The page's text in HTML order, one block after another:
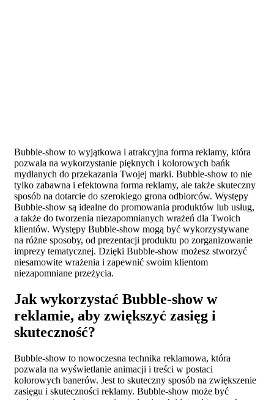
Bubble-show to wyjątkowa i atrakcyjna forma reklamy, która
pozwala na wykorzystanie pięknych i kolorowych bańk
mydlanych do przekazania Twojej marki. Bubble-show to nie
tylko zabawna i efektowna forma reklamy, ale także skuteczny
sposób na dotarcie do szerokiego grona odbiorców. Występy
Bubble-show są idealne do promowania produktów lub usług,
a także do tworzenia niezapomnianych wrażeń dla Twoich
klientów. Występy Bubble-show mogą być wykorzystywane
na różne sposoby, od prezentacji produktu po zorganizowanie
imprezy tematycznej. Dzięki Bubble-show możesz stworzyć
niesamowite wrażenia i zapewnić swoim klientom
niezapomniane przeżycia.
Jak wykorzystać Bubble-show w
reklamie, aby zwiększyć zasięg i
skuteczność?
Bubble-show to nowoczesna technika reklamowa, która
pozwala na wyświetlanie animacji i treści w postaci
kolorowych banerów. Jest to skuteczny sposób na zwiększenie
zasięgu i skuteczności reklamy. Bubble-show może być